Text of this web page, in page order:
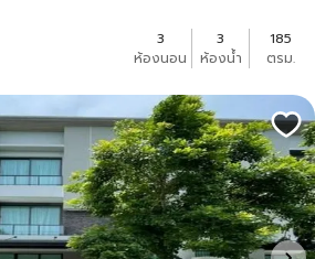
3
ห้องนอน
3
ห้องน้ำ
185
ตรม.